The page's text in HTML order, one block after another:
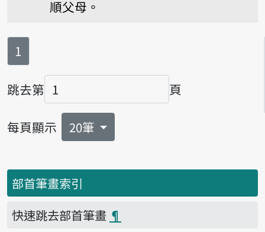
順父母。
第
1
跳去第
頁碼
頁
每頁顯示 20筆
部首筆畫索引
快速跳去部首筆畫 ¶